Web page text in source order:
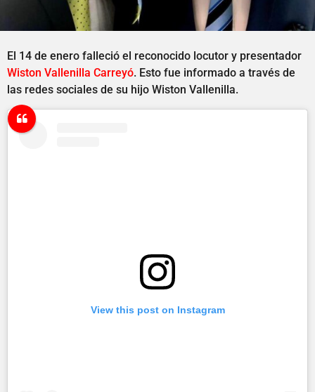
El 14 de enero falleció el reconocido locutor y presentador
Wiston Vallenilla Carreyó. Esto fue informado a través de
las redes sociales de su hijo Wiston Vallenilla.
View this post on Instagram